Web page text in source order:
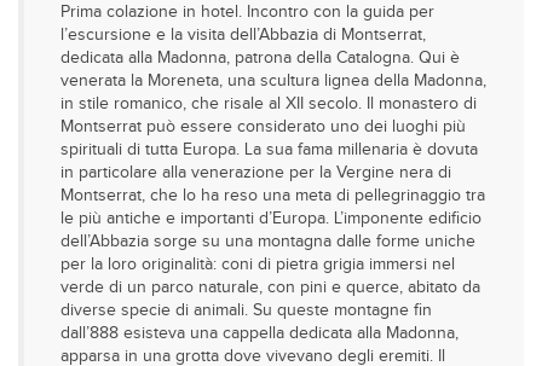
Prima colazione in hotel. Incontro con la guida per
l’escursione e la visita dell’Abbazia di Montserrat,
dedicata alla Madonna, patrona della Catalogna. Qui è
venerata la Moreneta, una scultura lignea della Madonna,
in stile romanico, che risale al XII secolo. Il monastero di
Montserrat può essere considerato uno dei luoghi più
spirituali di tutta Europa. La sua fama millenaria è dovuta
in particolare alla venerazione per la Vergine nera di
Montserrat, che lo ha reso una meta di pellegrinaggio tra
le più antiche e importanti d’Europa. L’imponente edificio
dell’Abbazia sorge su una montagna dalle forme uniche
per la loro originalità: coni di pietra grigia immersi nel
verde di un parco naturale, con pini e querce, abitato da
diverse specie di animali. Su queste montagne fin
dall’888 esisteva una cappella dedicata alla Madonna,
apparsa in una grotta dove vivevano degli eremiti. Il